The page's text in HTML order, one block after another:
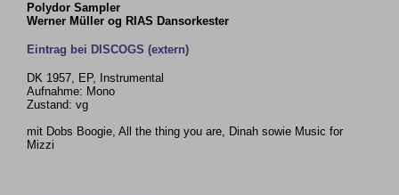
Polydor Sampler
Werner Müller og RIAS Dansorkester
Eintrag bei DISCOGS (extern)
DK 1957, EP, Instrumental
Aufnahme: Mono
Zustand: vg
mit Dobs Boogie, All the thing you are, Dinah sowie Music for
Mizzi